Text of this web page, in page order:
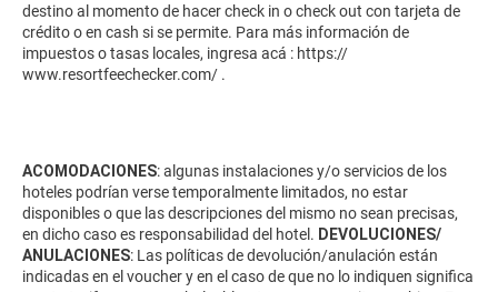
destino al momento de hacer check in o check out con tarjeta de
crédito o en cash si se permite. Para más información de
impuestos o tasas locales, ingresa acá : https://
www.resortfeechecker.com/ .
ACOMODACIONES: algunas instalaciones y/o servicios de los
hoteles podrían verse temporalmente limitados, no estar
disponibles o que las descripciones del mismo no sean precisas,
en dicho caso es responsabilidad del hotel. DEVOLUCIONES/
ANULACIONES: Las políticas de devolución/anulación están
indicadas en el voucher y en el caso de que no lo indiquen significa